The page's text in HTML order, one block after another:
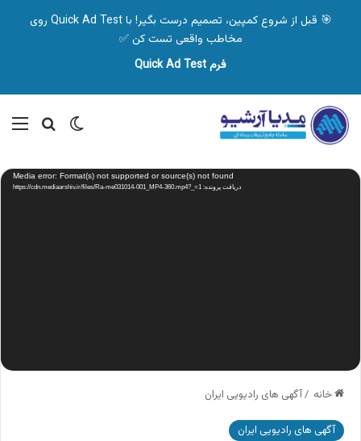
🎯 قبل از شروع کمپین، تصمیم درست بگیر! با Quick Ad Test روی
مخاطب واقعی تست کن ✅
فرم Quick Ad Test
تغییر پوسته
نمایشگر
ویدیو Media error: Format(s) not supported or source(s) not found
دریافت پرونده: https://cdn.mediaarshiv.ir/files/Ra-me031014-001_MP4-360.mp4?_=1
خانه /آگهی های رادیویی ایران
آگهی های رادیویی ایران